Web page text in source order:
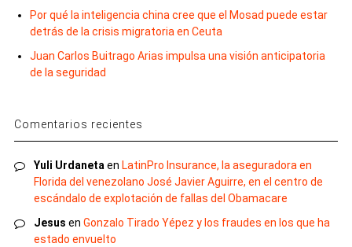
Por qué la inteligencia china cree que el Mosad puede estar
detrás de la crisis migratoria en Ceuta
Juan Carlos Buitrago Arias impulsa una visión anticipatoria
de la seguridad
Comentarios recientes
Yuli Urdanetaen LatinPro Insurance, la aseguradora en
Florida del venezolano José Javier Aguirre, en el centro de
escándalo de explotación de fallas del Obamacare
Jesus en Gonzalo Tirado Yépez y los fraudes en los que ha
estado envuelto